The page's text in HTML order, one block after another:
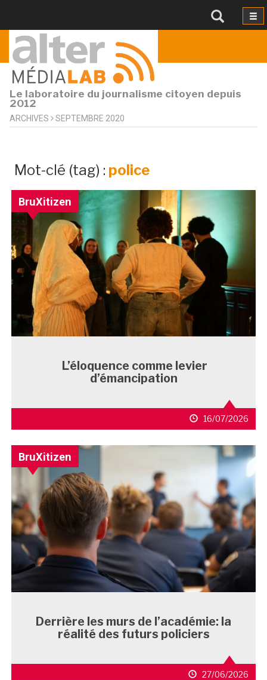
Le laboratoire du journalisme citoyen depuis
2012
ARCHIVES SEPTEMBRE 2020
Mot-clé (tag) : policearchives
mot-
clé
BruXitizen
L’éloquence comme levier
d’émancipation
16/07/2026
BruXitizen
Derrière les murs de l’académie: la
réalité des futurs policiers
27/06/2026